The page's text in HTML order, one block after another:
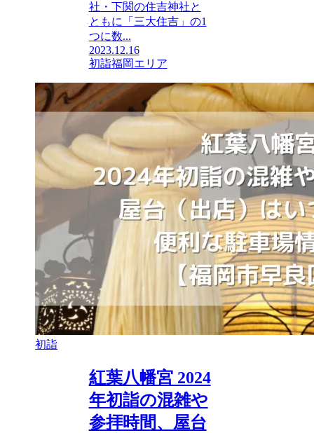
社・下関の住吉神社と
ともに「三大住吉」の1
つに数...
2023.12.16
初詣福岡エリア
初詣
紅葉八幡宮 2024
年初詣の混雑や
参拝時間、屋台